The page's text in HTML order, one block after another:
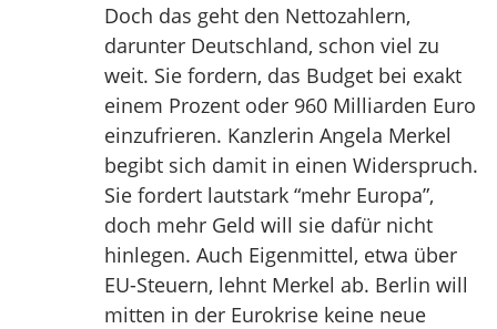
Doch das geht den Nettozahlern,
darunter Deutschland, schon viel zu
weit. Sie fordern, das Budget bei exakt
einem Prozent oder 960 Milliarden Euro
einzufrieren. Kanzlerin Angela Merkel
begibt sich damit in einen Widerspruch.
Sie fordert lautstark “mehr Europa”,
doch mehr Geld will sie dafür nicht
hinlegen. Auch Eigenmittel, etwa über
EU-Steuern, lehnt Merkel ab. Berlin will
mitten in der Eurokrise keine neue